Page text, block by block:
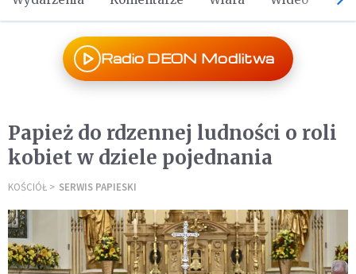
Radio DEON Modlitwa
Papież do rdzennej ludności o roli
kobiet w dziele pojednania
KOŚCIÓŁ SERWIS PAPIESKI